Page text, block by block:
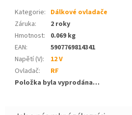
Kategorie: Dálkové ovladače
Záruka:
2 roky
Hmotnost:
0.069 kg
EAN:
5907769814341
Napětí (V):
12 V
Ovladač:
RF
Položka byla vyprodána…